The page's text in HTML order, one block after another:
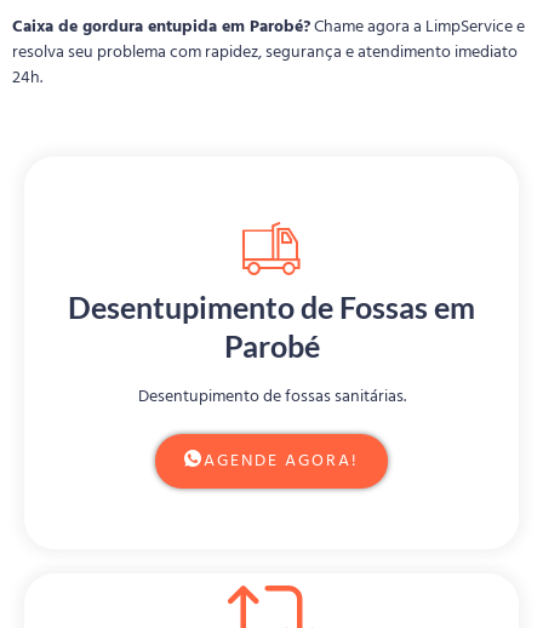
Caixa de gordura entupida em Parobé?Chame agora a LimpService e
resolva seu problema com rapidez, segurança e atendimento imediato
24h.
Desentupimento de Fossas em
Parobé
Desentupimento de fossas sanitárias.
AGENDE AGORA!